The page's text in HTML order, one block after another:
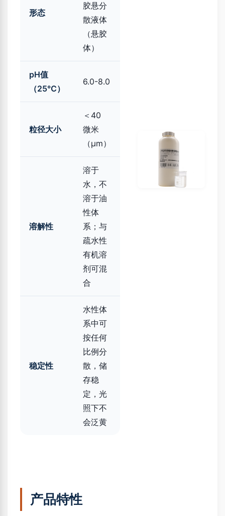
形态
胶悬分
散液体
（悬胶
体）
pH值
（25℃）
6.0-8.0
粒径大小
＜40
微米
（μm）
溶解性
溶于
水，不
溶于油
性体
系；与
疏水性
有机溶
剂可混
合
稳定性
水性体
系中可
按任何
比例分
散，储
存稳
定，光
照下不
会泛黄
产品特性